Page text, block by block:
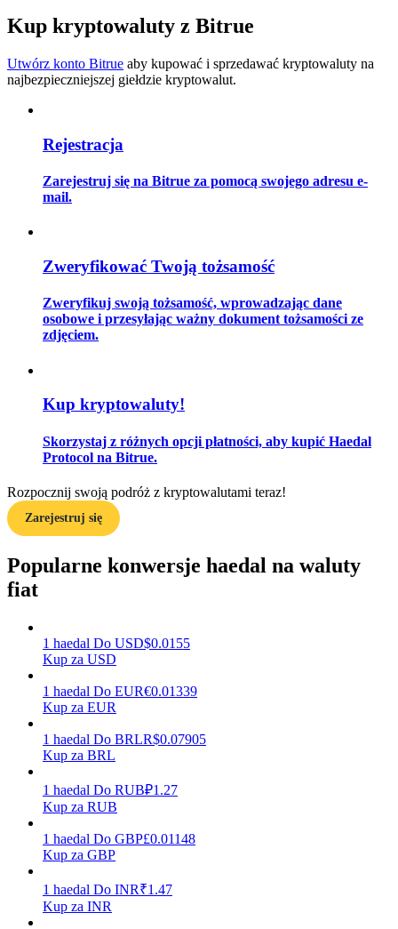
Analiza Big Data, w tym informacje handlowe itp.
Przewodnik
Strategie handlowe
Dowiedz się, jak zachować rentowność
Zarabiać
Codziennie zdobywaj konkurencyjne nagrody
Kup kryptowaluty z Bitrue
Utwórz konto Bitrue aby kupować i sprzedawać kryptowaluty na
najbezpieczniejszej giełdzie kryptowalut.
Rejestracja
Zarejestruj się na Bitrue za pomocą swojego adresu e-
mail.
Zweryfikować Twoją tożsamość
Zweryfikuj swoją tożsamość, wprowadzając dane
osobowe i przesyłając ważny dokument tożsamości ze
zdjęciem.
Kup kryptowaluty!
Skorzystaj z różnych opcji płatności, aby kupić Haedal
Protocol na Bitrue.
Rozpocznij swoją podróż z kryptowalutami teraz!
Zarejestruj się
Popularne konwersje haedal na waluty
fiat
1 haedal Do USD$0.0155
Kup za USD
1 haedal Do EUR€0.01339
Kup za EUR
1 haedal Do BRLR$0.07905
Kup za BRL
1 haedal Do RUB₽1.27
Kup za RUB
1 haedal Do GBP£0.01148
Kup za GBP
1 haedal Do INR₹1.47
Kup za INR